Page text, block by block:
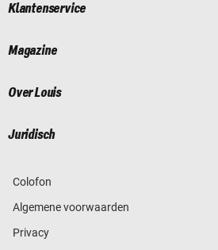
Klantenservice
Magazine
Over Louis
Juridisch
Colofon
Algemene voorwaarden
Privacy